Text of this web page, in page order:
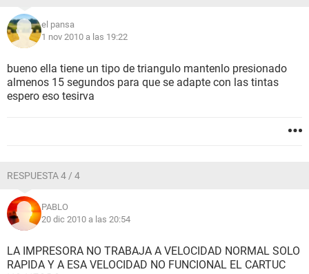
el pansa
1 nov 2010 a las 19:22
bueno ella tiene un tipo de triangulo mantenlo presionado
almenos 15 segundos para que se adapte con las tintas
espero eso tesirva
RESPUESTA 4 / 4
PABLO
20 dic 2010 a las 20:54
LA IMPRESORA NO TRABAJA A VELOCIDAD NORMAL SOLO
RAPIDA Y A ESA VELOCIDAD NO FUNCIONAL EL CARTUC